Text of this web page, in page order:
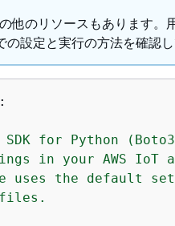
他のリソースもあります。
の設定と実行の方法を確認し
SDK for Python
in your AWS IoT
uses the default